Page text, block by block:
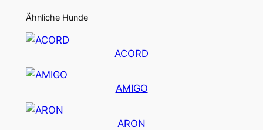
Ähnliche Hunde
ACORD
AMIGO
ARON